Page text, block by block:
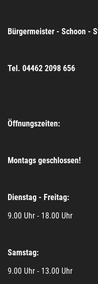
Bürgermeister - Schoon -
Tel. 04462 2098 656
Öffnungszeiten:
Montags geschlossen!
Dienstag - Freitag:
9.00 Uhr - 18.00 Uhr
Samstag:
9.00 Uhr - 13.00 Uhr